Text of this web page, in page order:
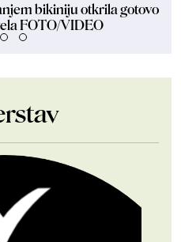
bikiniju otkrila gotovo
FOTO/VIDEO